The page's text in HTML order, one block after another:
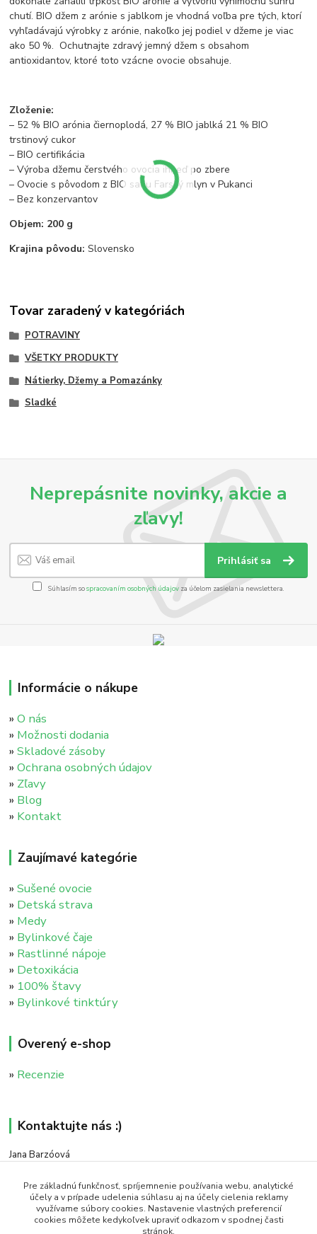
chutí. BIO džem z arónie s jablkom je vhodná voľba pre tých, ktorí
vyhľadávajú výrobky z arónie, nakoľko jej podiel v džeme je viac
ako 50 %. Ochutnajte zdravý jemný džem s obsahom
antioxidantov, ktoré toto vzácne ovocie obsahuje.
Zloženie:
– 52 % BIO arónia čiernoplodá, 27 % BIO jablká 21 % BIO
trstinový cukor
– BIO certifikácia
– Výroba džemu čerstvého ovocia ihneď po zbere
– Ovocie s pôvodom z BIO sadu Farský mlyn v Pukanci
– Bez konzervantov
Objem: 200 g
Krajina pôvodu:Slovensko
Tovar zaradený v kategóriách
POTRAVINY
VŠETKY PRODUKTY
Nátierky, Džemy a Pomazánky
Sladké
Neprepásnite novinky, akcie a
zľavy!
Prihlásiť sa
Súhlasím sospracovaním osobných údajov za účelom zasielania newslettera.
Informácie o nákupe
»O nás
» Možnosti dodania
»Skladové zásoby
»Ochrana osobných údajov
» Zľavy
» Blog
» Kontakt
Zaujímavé kategórie
»Sušené ovocie
» Detská strava
» Medy
» Bylinkové čaje
» Rastlinné nápoje
» Detoxikácia
» 100% štavy
» Bylinkové tinktúry
Overený e-shop
» Recenzie
Kontaktujte nás :)
Jana Barzóová
(PO - PIA, 8:00 - 18:00)
objednavky@naturaj.sk
Pre základnú funkčnosť, spríjemnenie používania webu, analytické
účely a v prípade udelenia súhlasu aj na účely cielenia reklamy
využívame súbory cookies. Nastavenie vlastných preferencií
cookies môžete kedykoľvek upraviť odkazom v spodnej časti
stránok.